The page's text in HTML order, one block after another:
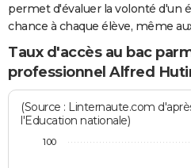
permet d'évaluer la volonté d'un
chance à chaque élève, même
Taux d'accès au bac
professionnel Alfred
(Source : Linternaute.com
l'Education nationale)
100